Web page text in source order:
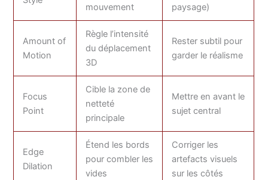
mouvement
paysage)
Amount of
Motion
Règle l’intensité
du déplacement
3D
Rester subtil pour
garder le réalisme
Focus
Point
Cible la zone de
netteté
principale
Mettre en avant le
sujet central
Edge
Dilation
Étend les bords
pour combler les
vides
Corriger les
artefacts visuels
sur les côtés